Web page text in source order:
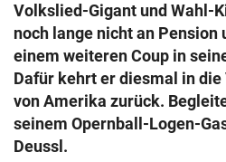
© Krone Multimedia GmbH & Co
Muthgasse 2, 1190 Wien
Volkslied-Gigant und Wahl-
noch lange nicht an Pension
einem weiteren Coup in
Dafür kehrt er diesmal in
von Amerika zurück.
seinem Opernball-Logen-
Deussl.